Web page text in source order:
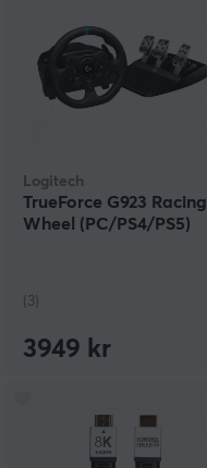
Logitech
TrueForce G923 Racing
Wheel (PC/PS4/PS5)
(3)
3949 kr